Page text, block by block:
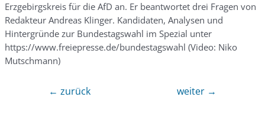
Erzgebirgskreis für die AfD an. Er beantwortet drei Fragen von
Redakteur Andreas Klinger. Kandidaten, Analysen und
Hintergründe zur Bundestagswahl im Spezial unter
https://www.freiepresse.de/bundestagswahl (Video: Niko
Mutschmann)
← zurück weiter →